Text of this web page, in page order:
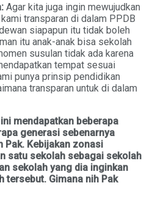
Agar kita juga ingin mewujudkan
transparan di dalam PPDB
siapapun itu tidak boleh
itu anak-anak bisa sekolah
susulan tidak ada karena
tempat sesuai
punya prinsip pendidikan
transparan untuk di dalam
mendapatkan beberapa
generasi sebenarnya
Pak. Kebijakan zonasi
satu sekolah sebagai sekolah
sekolah yang dia inginkan
tersebut. Gimana nih Pak